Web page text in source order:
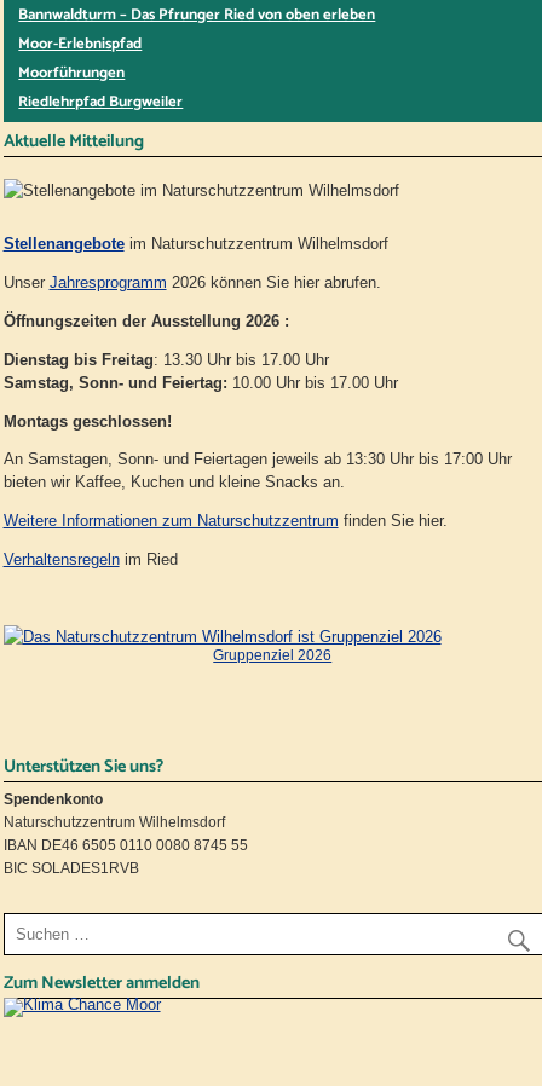
Bannwaldturm – Das Pfrunger Ried von oben erleben
Moor-Erlebnispfad
Moorführungen
Riedlehrpfad Burgweiler
Aktuelle Mitteilung
Stellenangeboteim Naturschutzzentrum Wilhelmsdorf
Unser Jahresprogramm 2026 können Sie hier abrufen.
Öffnungszeiten der Ausstellung 2026 :
Dienstag bis Freitag: 13.30 Uhr bis 17.00 Uhr
Samstag, Sonn- und Feiertag: 10.00 Uhr bis 17.00 Uhr
Montags geschlossen!
An Samstagen, Sonn- und Feiertagen jeweils ab 13:30 Uhr bis 17:00 Uhr
bieten wir Kaffee, Kuchen und kleine Snacks an.
Weitere Informationen zum Naturschutzzentrum finden Sie hier.
Verhaltensregelnim Ried
Gruppenziel 2026
Unterstützen Sie uns?
Spendenkonto
Naturschutzzentrum Wilhelmsdorf
IBAN DE46 6505 0110 0080 8745 55
BIC SOLADES1RVB
Zum Newsletter anmelden